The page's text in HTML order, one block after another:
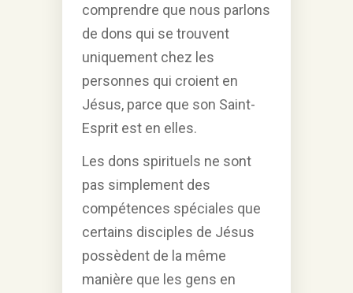
comprendre que nous parlons
de dons qui se trouvent
uniquement chez les
personnes qui croient en
Jésus, parce que son Saint-
Esprit est en elles.
Les dons spirituels ne sont
pas simplement des
compétences spéciales que
certains disciples de Jésus
possèdent de la même
manière que les gens en